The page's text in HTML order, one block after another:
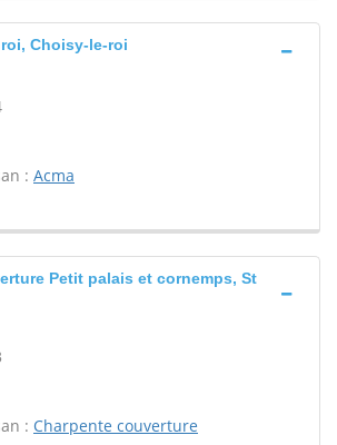
Choisy-le-roi
: Acma
Petit palais et cornemps, St
: Charpente couverture